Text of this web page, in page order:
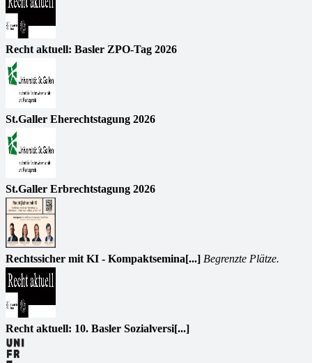
Recht aktuell: Basler ZPO-Tag 2026
St.Galler Eherechtstagung 2026
St.Galler Erbrechtstagung 2026
Rechtssicher mit KI - Kompaktsemina[...] Begrenzte Plätze.
Recht aktuell: 10. Basler Sozialversi[...]